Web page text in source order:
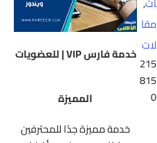
خدمة فارس VIP | للعضويات
المميزة
خدمة مميزة جدًا للمحترفين